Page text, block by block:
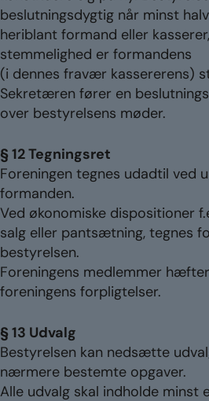
beslutningsdygtig når minst
heriblant formand eller
stemmelighed er formandens
(i dennes fravær kassererens)
Sekretæren fører en
over bestyrelsens møder.
§ 12 Tegningsret
Foreningen tegnes udadtil ved
formanden.
Ved økonomiske dispositioner
salg eller pantsætning, tegnes
bestyrelsen.
Foreningens medlemmer
foreningens forpligtelser.
§ 13 Udvalg
Bestyrelsen kan nedsætte
nærmere bestemte opgaver.
Alle udvalg skal indholde minst